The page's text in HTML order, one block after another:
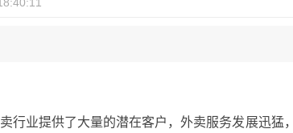
行业提供了大量的潜在客户，外卖服务发展迅猛